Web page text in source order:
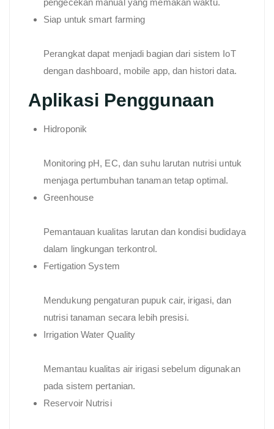
Siap untuk smart farming
Perangkat dapat menjadi bagian dari sistem IoT
dengan dashboard, mobile app, dan histori data.
Aplikasi Penggunaan
Hidroponik
Monitoring pH, EC, dan suhu larutan nutrisi untuk
menjaga pertumbuhan tanaman tetap optimal.
Greenhouse
Pemantauan kualitas larutan dan kondisi budidaya
dalam lingkungan terkontrol.
Fertigation System
Mendukung pengaturan pupuk cair, irigasi, dan
nutrisi tanaman secara lebih presisi.
Irrigation Water Quality
Memantau kualitas air irigasi sebelum digunakan
pada sistem pertanian.
Reservoir Nutrisi